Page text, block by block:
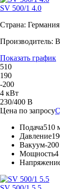
SV 500/1 4.0
Страна: Германия
Производитель:
Показать график
510
190
-200
4 кВт
230/400 В
Цена по запросу
Подача510
Давление
Вакуум-
Мощность